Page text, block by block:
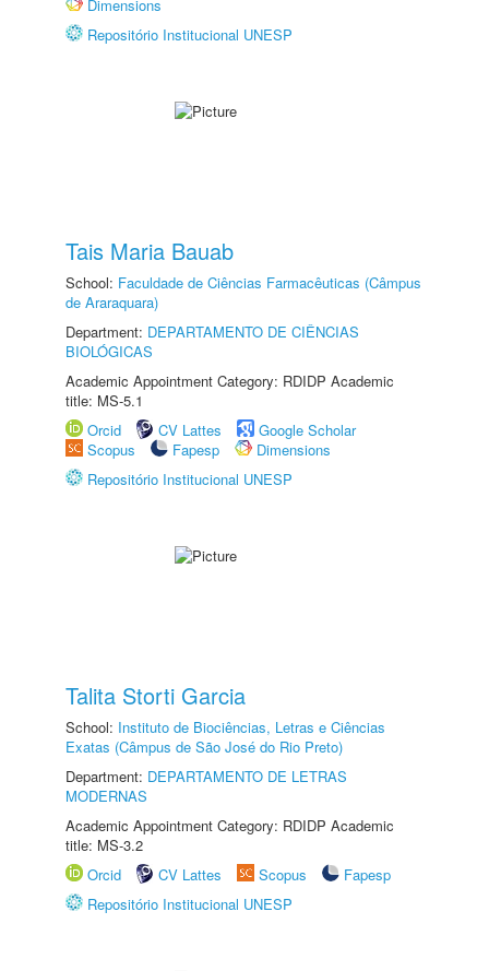
Dimensions
Repositório Institucional UNESP
Tais Maria Bauab
School: Faculdade de Ciências Farmacêuticas (Câmpus
de Araraquara)
Department: DEPARTAMENTO DE CIÊNCIAS
BIOLÓGICAS
Academic Appointment Category: RDIDP Academic
title: MS-5.1
Orcid
CV Lattes
Google Scholar
Scopus
Fapesp
Dimensions
Repositório Institucional UNESP
Talita Storti Garcia
School: Instituto de Biociências, Letras e Ciências
Exatas (Câmpus de São José do Rio Preto)
Department: DEPARTAMENTO DE LETRAS
MODERNAS
Academic Appointment Category: RDIDP Academic
title: MS-3.2
Orcid
CV Lattes Scopus
Fapesp
Repositório Institucional UNESP